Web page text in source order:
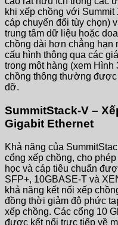
khi xếp chồng với
cáp chuyển đổi tùy chọn)
trung tâm dữ liệu hoặc
chồng dài hơn chẳng hạn
cấu hình thông qua các
trong một hàng (xem
chồng thông thường được
đỡ.
SummitStack-V –
Gigabit Ethernet
Khả năng của
cổng xếp chồng, cho
học và cáp tiêu chuẩn
SFP+, 10GBASE-T và
khả năng kết nối xếp
đồng thời giảm độ phức
xếp chồng. Các cổng 10
được kết nối trực tiếp về